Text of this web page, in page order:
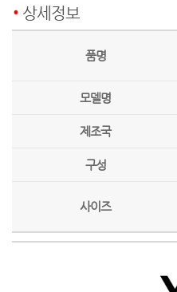
상세정보
품명
모델명
제조국
구성
사이즈